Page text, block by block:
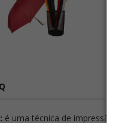
é uma técnica de impressão